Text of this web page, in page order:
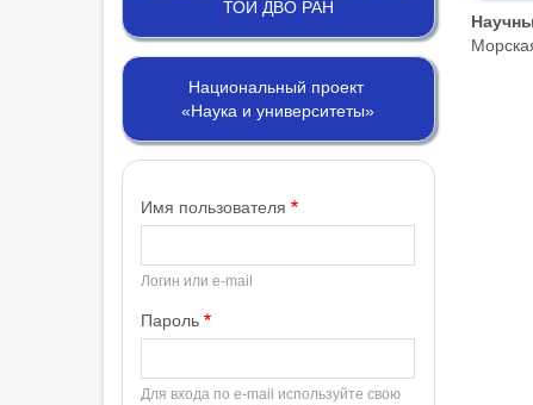
ТОИ ДВО РАН
Национальный проект
«Наука и университеты»
Имя пользователя
Логин или e-mail
Пароль
Для входа по e-mail используйте свою